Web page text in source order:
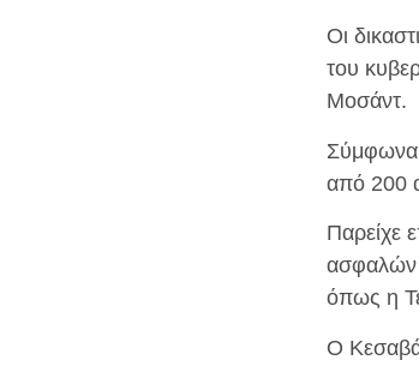
Οι
του
Μοσάντ.
Σύμφωνα
από 200
Παρείχε
ασφαλών
όπως η
Ο